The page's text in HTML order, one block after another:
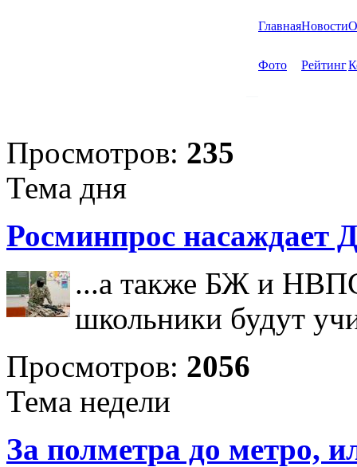
ГлавнаяНовости
Фото Рейтинг
Просмотров: 235
Тема дня
Росминпрос насаждает
...а также БЖ и НВПС
школьники будут
Просмотров: 2056
Тема недели
За полметра до метро,